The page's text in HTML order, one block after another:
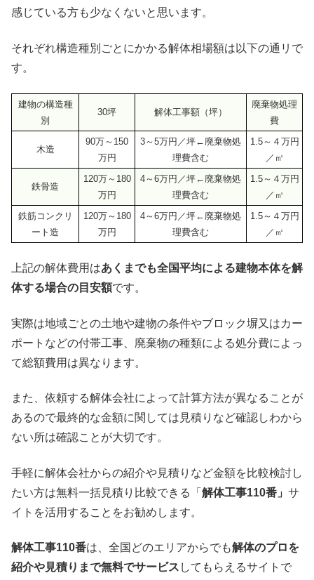
感じている方も少なくないと思います。
それぞれ構造種別ごとにかかる解体相場額は以下の通リで
す。
建物の構造種
別
30坪 解体工事額（坪）
廃棄物処理
費
木造
90万～150
万円
3～5万円／坪←廃棄物処
理費含む
1.5～４万円
／㎥
鉄骨造
120万～180
万円
4～6万円／坪←廃棄物処
理費含む
1.5～４万円
／㎥
鉄筋コンクリ
ート造
120万～180
万円
4～6万円／坪←廃棄物処
理費含む
1.5～４万円
／㎥
上記の解体費用はあくまでも全国平均による建物本体を解
体する場合の目安額です。
実際は地域ごとの土地や建物の条件やブロック塀又はカー
ポートなどの付帯工事、廃棄物の種類による処分費によっ
て総額費用は異なります。
また、依頼する解体会社によって計算方法が異なることが
あるので最終的な金額に関しては見積りなど確認しわから
ない所は確認ことが大切です。
手軽に解体会社からの紹介や見積りなど金額を比較検討し
たい方は無料一括見積り比較できる「 解体工事110番」 サ
イトを活用することをお勧めします。
解体工事110番は、全国どのエリアからでも解体のプロを
紹介や見積りまで無料でサービス してもらえるサイトで